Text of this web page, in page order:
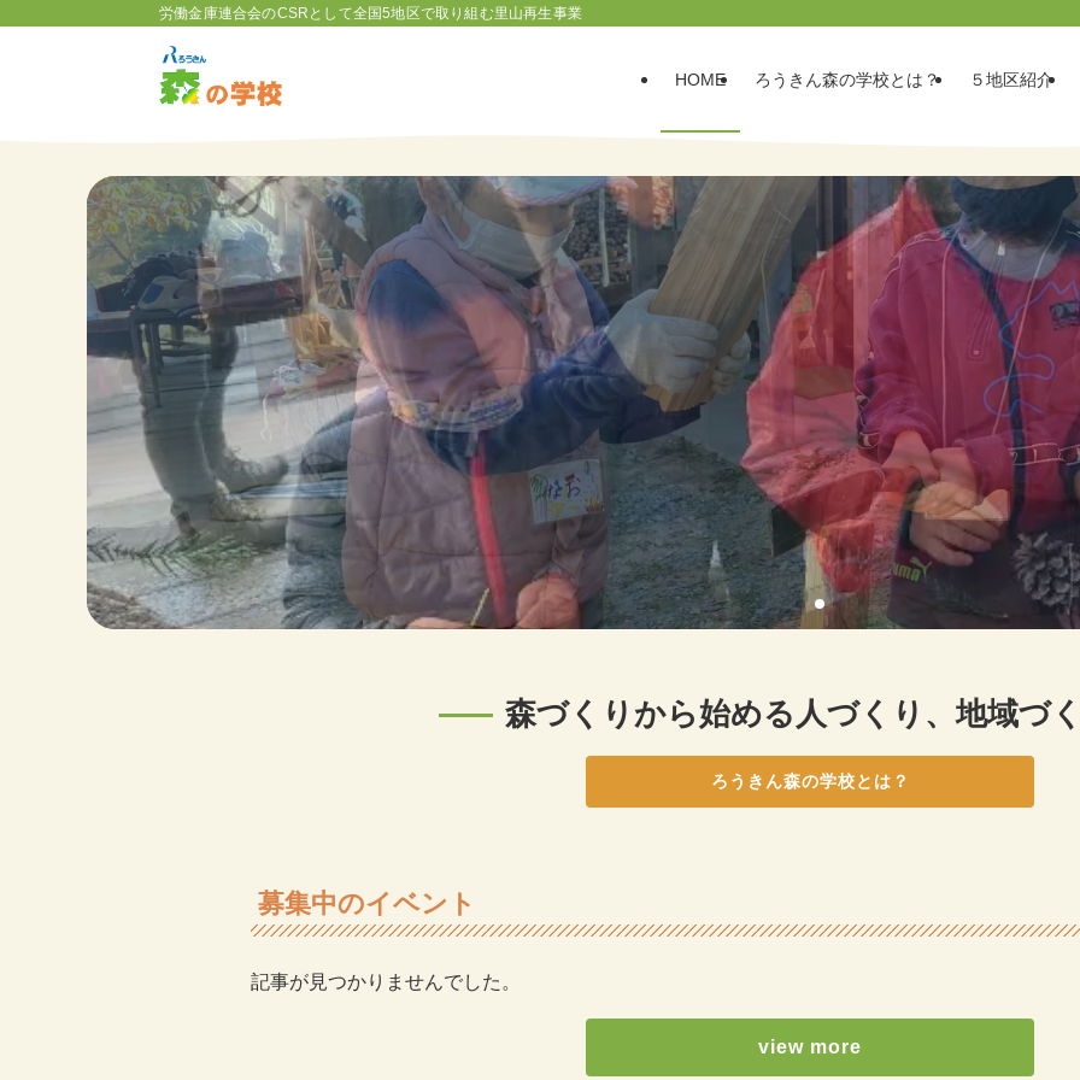
労働金庫連合会のCSRとして全国5地区で取り組む里山再生事業
HOME ろうきん森の学校とは？ ５地区紹介
森づくりから始める 人づくり、地域づ
ろうきん森の学校とは？
募集中のイベント
記事が見つかりませんでした。
view more